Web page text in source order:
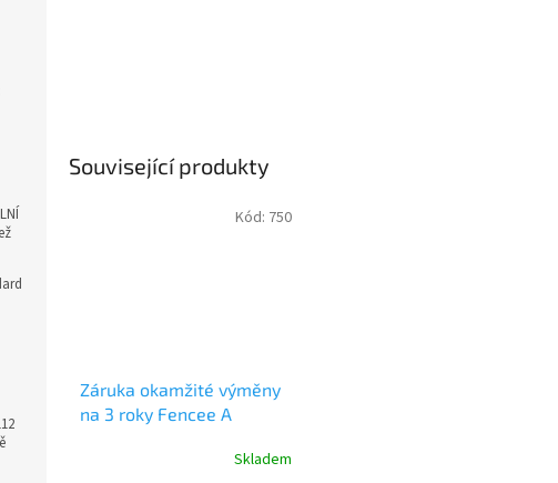
Související produkty
Záruka okamžité výměny
na 3 roky Fencee A
Skladem
Kód: 750